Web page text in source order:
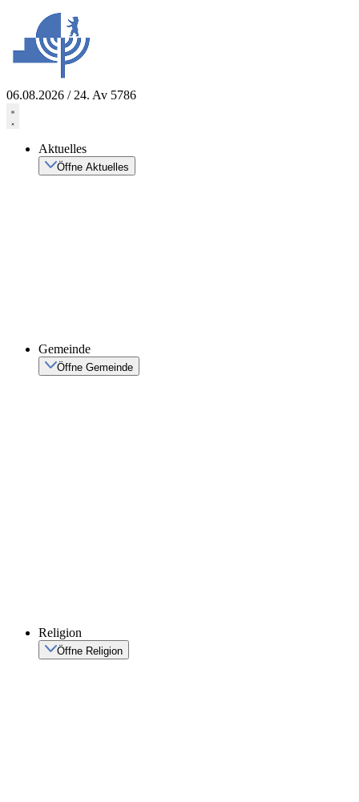
springen
06.08.2026 / 24. Av 5786
Aktuelles
Öffne Aktuelles
Gemeinde
Öffne Gemeinde
Religion
Öffne Religion